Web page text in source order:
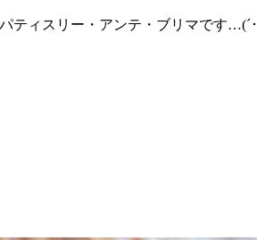
ティスリー・アンテ・ブリマです…(´